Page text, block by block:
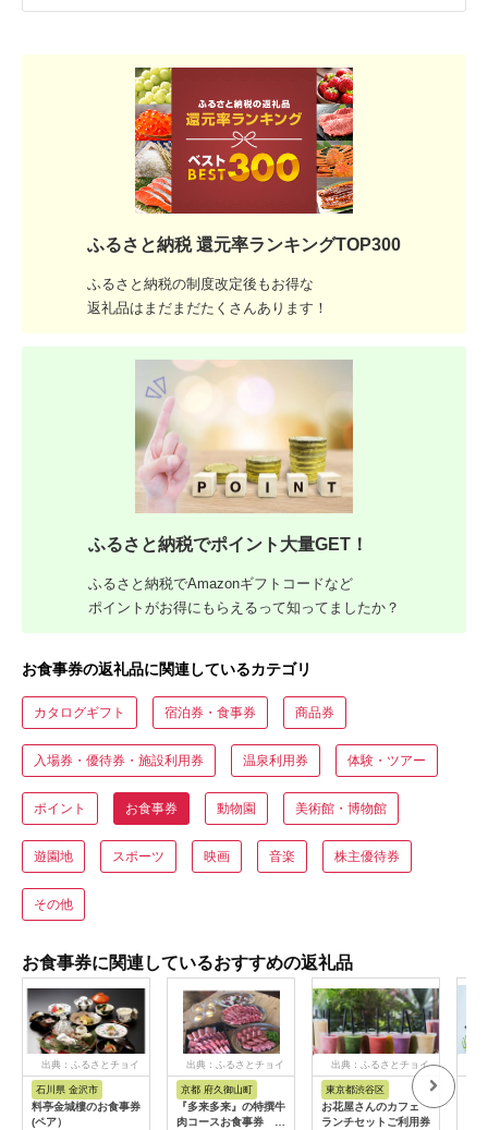
ふるさと納税 還元率ランキングTOP300
ふるさと納税の制度改定後もお得な
返礼品はまだまだたくさんあります！
ふるさと納税でポイント大量GET！
ふるさと納税でAmazonギフトコードなど
ポイントがお得にもらえるって知ってましたか？
お食事券の返礼品に関連しているカテゴリ
カタログギフト 宿泊券・食事券 商品券
入場券・優待券・施設利用券 温泉利用券 体験・ツアー
ポイント お食事券 動物園 美術館・博物館
遊園地 スポーツ 映画 音楽 株主優待券
その他
お食事券に関連しているおすすめの返礼品
出典：ふるさとチョイ
石川県 金沢市
料亭金城樓のお食事券
(ペア）
出典：ふるさとチョイ
京都 府久御山町
『多来多来』の特撰牛
肉コースお食事券 4
出典：ふるさとチョイ
東京都渋谷区
お花屋さんのカフェ
ランチセットご利用券